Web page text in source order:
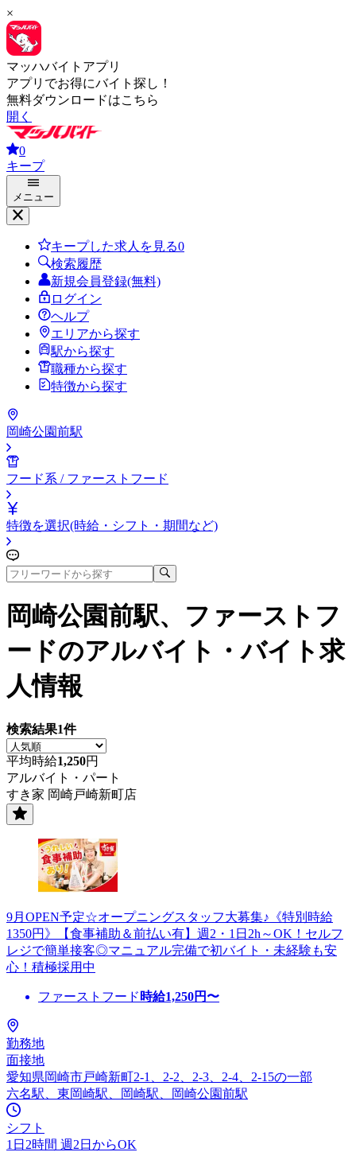
×
マッハバイトアプリ
アプリでお得にバイト探し！
無料ダウンロードはこちら
開く
0
キープ
メニュー
キープした求人を見る0
検索履歴
新規会員登録(無料)
ログイン
ヘルプ
エリアから探す
駅から探す
職種から探す
特徴から探す
岡崎公園前駅
フード系 / ファーストフード
特徴を選択(時給・シフト・期間など)
岡崎公園前駅、ファーストフ
ードのアルバイト・バイト求
人情報
検索結果1件
平均時給1,250円
アルバイト・パート
すき家 岡崎戸崎新町店
9月OPEN予定☆オープニングスタッフ大募集♪《特別時給
1350円》【食事補助＆前払い有】週2・1日2h～OK！セルフ
レジで簡単接客◎マニュアル完備で初バイト・未経験も安
心！積極採用中
ファーストフード 時給1,250円〜
勤務地
面接地
愛知県岡崎市戸崎新町2-1、2-2、2-3、2-4、2-15の一部
六名駅、東岡崎駅、岡崎駅、岡崎公園前駅
シフト
1日2時間 週2日からOK